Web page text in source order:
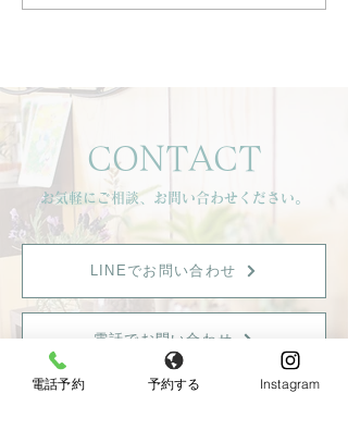
CONTACT
お気軽にご相談、お問い合わせください。
LINEでお問い合わせ
電話でお問い合わせ
電話予約 予約する Instagram